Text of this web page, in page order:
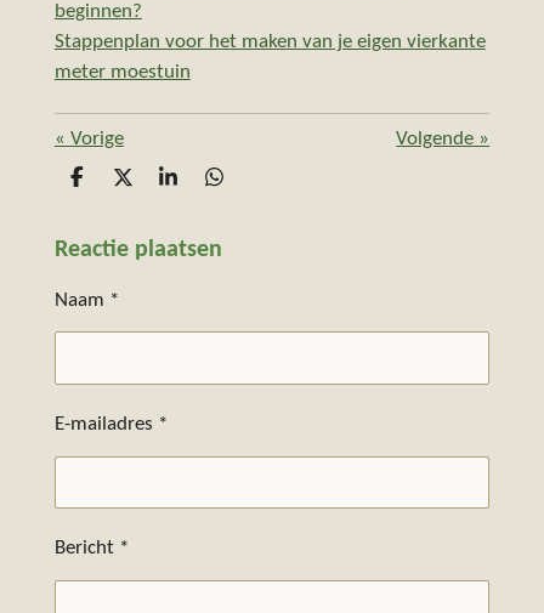
beginnen?
Stappenplan voor het maken van je eigen vierkante
meter moestuin
« Vorige Volgende »
D
e
D
l
S
r
D
e
Reactie plaatsen
Naam *
E-mailadres *
Bericht *